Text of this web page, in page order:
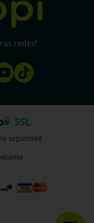
redes!
SSL
seguridad